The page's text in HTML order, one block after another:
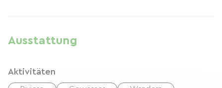
und Tischtennisplatte. Erkunden Sie die Touraine
mit ihren Schlössern, Weinen und kulinarischen
Beauval mit seinen Pandas oder das
Ausstattung
Aktivitäten